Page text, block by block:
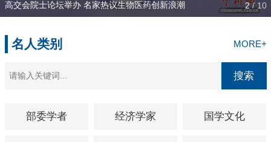
高交会院士论坛举办 名家热议生物医药创新浪潮 2/10
名人类别 MORE+
搜索
部委学者 经济学家 国学文化